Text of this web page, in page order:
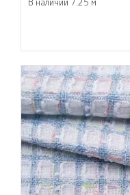
В наличии 7.25 м